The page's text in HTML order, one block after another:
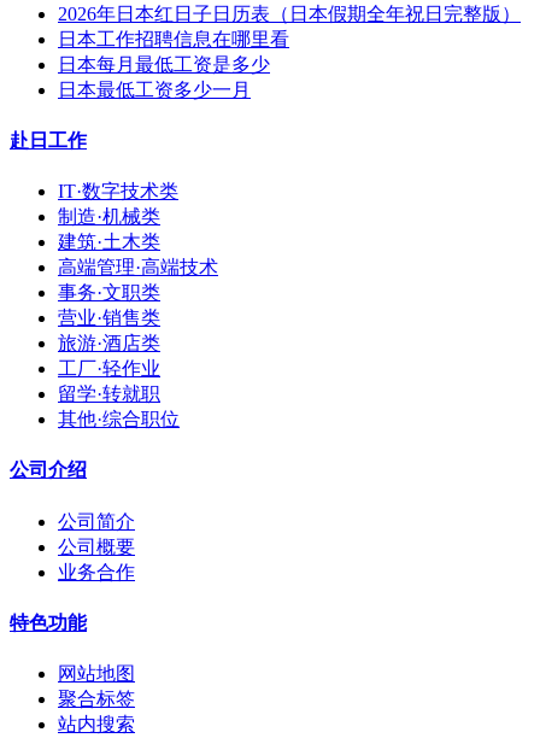
2026年日本红日子日历表（日本假期全年祝日完整版）
日本工作招聘信息在哪里看
日本每月最低工资是多少
日本最低工资多少一月
赴日工作
IT·数字技术类
制造·机械类
建筑·土木类
高端管理·高端技术
事务·文职类
营业·销售类
旅游·酒店类
工厂·轻作业
留学·转就职
其他·综合职位
公司介绍
公司简介
公司概要
业务合作
特色功能
网站地图
聚合标签
站内搜索